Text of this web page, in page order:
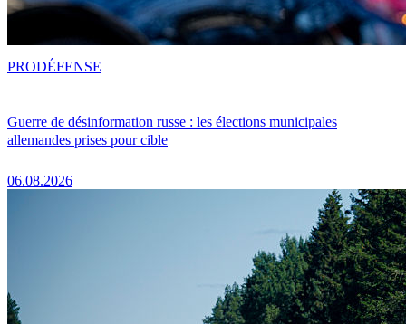
Guerre de désinformation russe : les élections municipales
allemandes prises pour cible
06.08.2026
PRODÉFENSE